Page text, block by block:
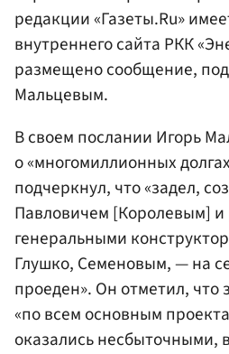
редакции «Газеты.Ru»
внутреннего сайта РКК
размещено сообщение,
Мальцевым.
В своем послании Игорь
о «многомиллионных
подчеркнул, что «задел,
Павловичем [Королевым]
генеральными
Глушко, Семеновым, — на
проеден». Он отметил, что
«по всем основным
оказались несбыточными,